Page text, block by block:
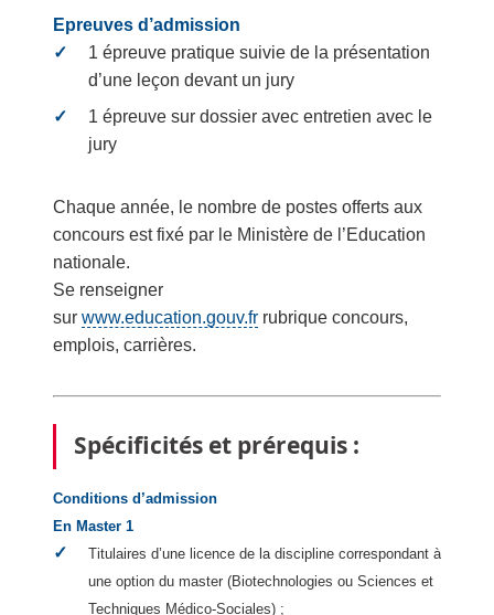
Epreuves d’admission
1 épreuve pratique suivie de la présentation
d’une leçon devant un jury
1 épreuve sur dossier avec entretien avec le
jury
Chaque année, le nombre de postes offerts aux
concours est fixé par le Ministère de l’Education
nationale.
Se renseigner
sur www.education.gouv.fr rubrique concours,
emplois, carrières.
Spécificités et prérequis :
Conditions d’admission
En Master 1
Titulaires d’une licence de la discipline correspondant à
une option du master (Biotechnologies ou Sciences et
Techniques Médico-Sociales) ;